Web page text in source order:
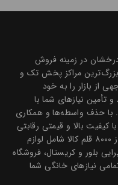
از ۸ سال سابقه درخشان در زمینه فروش
بزرگ‌ترین مراکز پخش تک و
از بازار را به خود
نیازهای شما با
حذف واسطه‌ها و همکاری
کیفیت بالا و قیمتی رقابتی
ارائه می‌دهیم. مجموعه‌ای جامع با بیش از ۸۰۰۰ قلم کالا شامل لوازم
بلور و کریستال، فروشگاه
نیازهای خانگی شما